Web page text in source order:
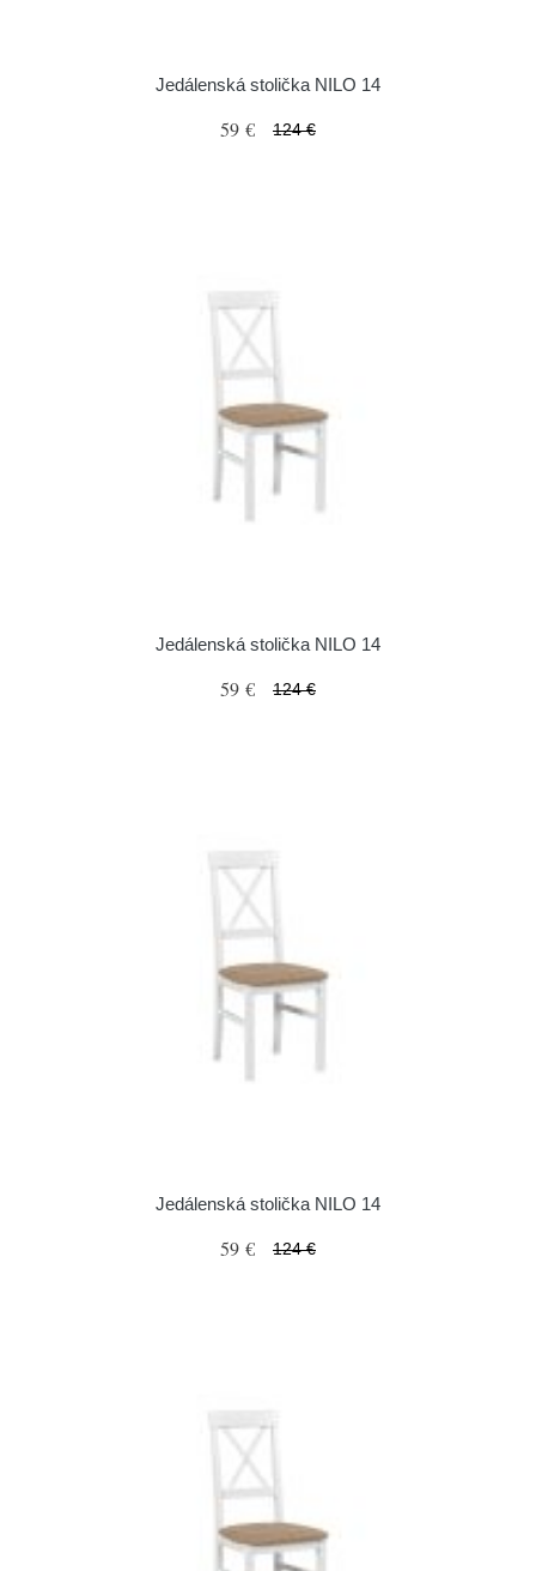
Jedálenská stolička NILO 14
59 € 124 €
Jedálenská stolička NILO 14
59 € 124 €
Jedálenská stolička NILO 14
59 € 124 €